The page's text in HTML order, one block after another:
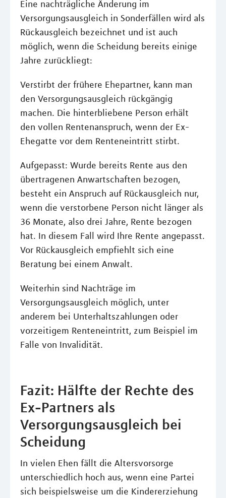
Eine nachträgliche Änderung im
Versorgungsausgleich in Sonderfällen wird als
Rückausgleich bezeichnet und ist auch
möglich, wenn die Scheidung bereits einige
Jahre zurückliegt:
Verstirbt der frühere Ehepartner, kann man
den Versorgungsausgleich rückgängig
machen. Die hinterbliebene Person erhält
den vollen Rentenanspruch, wenn der Ex-
Ehegatte vor dem Renteneintritt stirbt.
Aufgepasst: Wurde bereits Rente aus den
übertragenen Anwartschaften bezogen,
besteht ein Anspruch auf Rückausgleich nur,
wenn die verstorbene Person nicht länger als
36 Monate, also drei Jahre, Rente bezogen
hat. In diesem Fall wird Ihre Rente angepasst.
Vor Rückausgleich empfiehlt sich eine
Beratung bei einem Anwalt.
Weiterhin sind Nachträge im
Versorgungsausgleich möglich, unter
anderem bei Unterhaltszahlungen oder
vorzeitigem Renteneintritt, zum Beispiel im
Falle von Invalidität.
Fazit: Hälfte der Rechte des
Ex-Partners als
Versorgungsausgleich bei
Scheidung
In vielen Ehen fällt die Altersvorsorge
unterschiedlich hoch aus, wenn eine Partei
sich beispielsweise um die Kindererziehung